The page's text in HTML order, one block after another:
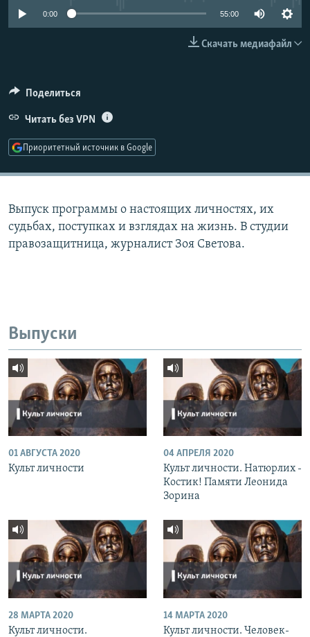
РАСПИСАНИЕ ВЕЩАНИЯ
0:00 55:00
Скачать медиафайл
Поделиться
Читать без VPN
Приоритетный источник в Google
Выпуск программы о настоящих личностях, их
судьбах, поступках и взглядах на жизнь. В студии
правозащитница, журналист Зоя Светова.
Выпуски
01 АВГУСТА 2020
Культ личности
04 АПРЕЛЯ 2020
Культ личности. Натюрлих -
Костик! Памяти Леонида
Зорина
28 МАРТА 2020
Культ личности.
14 МАРТА 2020
Культ личности. Человек-